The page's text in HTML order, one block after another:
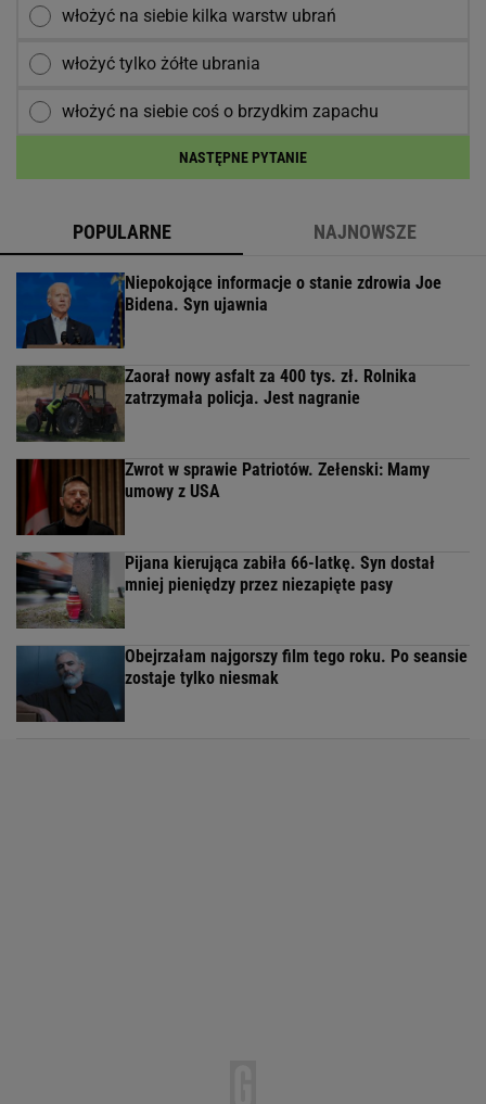
włożyć na siebie kilka warstw ubrań
włożyć tylko żółte ubrania
włożyć na siebie coś o brzydkim zapachu
NASTĘPNE PYTANIE
POPULARNE NAJNOWSZE
Niepokojące informacje o stanie zdrowia Joe
Bidena. Syn ujawnia
Zaorał nowy asfalt za 400 tys. zł. Rolnika
zatrzymała policja. Jest nagranie
Zwrot w sprawie Patriotów. Zełenski: Mamy
umowy z USA
Pijana kierująca zabiła 66-latkę. Syn dostał
mniej pieniędzy przez niezapięte pasy
Obejrzałam najgorszy film tego roku. Po seansie
zostaje tylko niesmak